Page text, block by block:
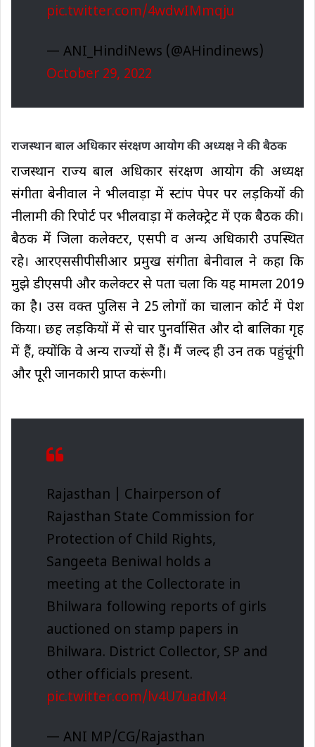
pic.twitter.com/4wdwIMmqju
— ANI_HindiNews (@AHindinews)
October 29, 2022
राजस्थान बाल अधिकार संरक्षण आयोग की अध्यक्ष ने की बैठक
राजस्थान राज्य बाल अधिकार संरक्षण आयोग की अध्यक्ष
संगीता बेनीवाल ने भीलवाड़ा में स्टांप पेपर पर लड़कियों की
नीलामी की रिपोर्ट पर भीलवाड़ा में कलेक्ट्रेट में एक बैठक की।
बैठक में जिला कलेक्टर, एसपी व अन्य अधिकारी उपस्थित
रहे। आरएससीपीसीआर प्रमुख संगीता बेनीवाल ने कहा कि
मुझे डीएसपी और कलेक्टर से पता चला कि यह मामला 2019
का है। उस वक्त पुलिस ने 25 लोगों का चालान कोर्ट में पेश
किया। छह लड़कियों में से चार पुनर्वासित और दो बालिका गृह
में हैं, क्योंकि वे अन्य राज्यों से हैं। मैं जल्द ही उन तक पहुंचूंगी
और पूरी जानकारी प्राप्त करूंगी।
Rajasthan | Chairperson of
Rajasthan State Commission for
Protection of Child Rights,
Sangeeta Beniwal holds a
meeting at the Collectorate in
Bhilwara following reports of girls
auctioned on stamp papers in
Bhilwara. District Collector, SP and
other officials present.
pic.twitter.com/lv4U7uadM4
— ANI MP/CG/Rajasthan